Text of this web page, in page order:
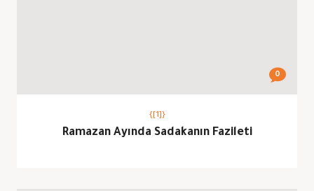
0
{[1]}
Ramazan Ayında Sadakanın Fazileti